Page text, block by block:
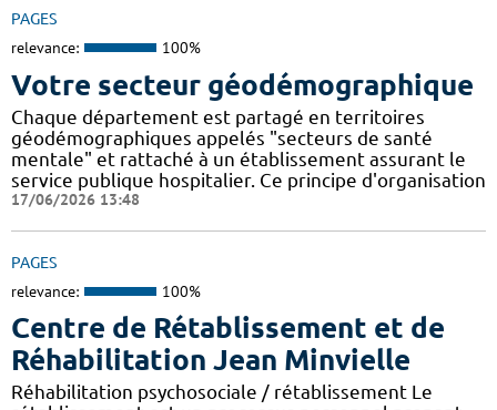
PAGES
relevance: 100%
Votre secteur géodémographique
Chaque département est partagé en territoires
géodémographiques appelés "secteurs de santé
mentale" et rattaché à un établissement assurant le
service publique hospitalier. Ce principe d'organisation
17/06/2026 13:48
PAGES
relevance: 100%
Centre de Rétablissement et de
Réhabilitation Jean Minvielle
Réhabilitation psychosociale / rétablissement Le